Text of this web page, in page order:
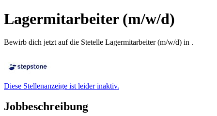
Lagermitarbeiter (m/w/d)
Bewirb dich jetzt auf die Stetelle Lagermitarbeiter (m/w/d) in .
Diese Stellenanzeige ist leider inaktiv.
Jobbeschreibung